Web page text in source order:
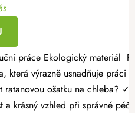
která výrazně usnadňuje
krásný vzhled při správné